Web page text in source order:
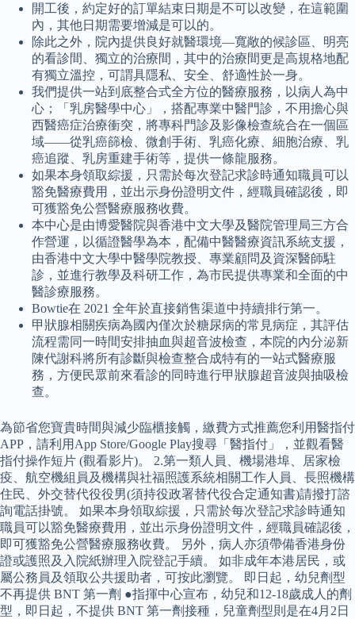
開工後，約定好的訂單結束日期是不可以改變，在這範圍
內，其他日期需要增減是可以的。
除此之外，院內提供良好就醫環境—寬敞的候診區、明亮
的看診間、獨立的治療間，其中的治療間更是高規格地配
有獨立溫控，可謂具隱私、安全、舒適性於一身。
我們提供一站到底整合式全方位的醫療服務，以病人為中
心；「乳房醫學中心」，搭配專業中醫門診，不用擔心與
西醫癌症治療衝突，將專科門診及影像檢查統合在一個區
域——從乳癌篩檢、微創手術、乳癌化療、細胞治療、乳
癌追蹤、乳房重建手術等，提供一條龍服務。
如果本身領取綜援，只需於每次登記求診時通知職員可以
豁免醫療費用，並出示身份證明文件，經職員確認後，即
可獲豁免公營醫療服務收費。
本中心是由博愛醫院與香港中文大學及醫院管理局三方合
作營運，以循證醫學為本，配備中醫醫療資訊系統支援，
由香港中文大學中醫學院教授、專業顧問及資深醫師駐
診，並進行教學及科研工作，為市民提供專業和全面的中
醫診療服務。
Bowtie在 2021 全年於直接銷售渠道中持續排行第一。
甲狀腺相關疾病為國內僅次於糖尿病的常見病症，其評估
流程需同一時間安排抽血與超音波檢查，本院的內分泌新
陳代謝科將所有診斷與檢查整合成特有的一站式醫療服
務，方便民眾前來看診的同時進行甲狀腺超音波與抽吸檢
查。
為節省您寶貴時間與減少臨櫃接觸，繳費方式推薦您利用醫指付
APP，請利用App Store/Google Play搜尋「醫指付」，並觀看醫
指付操作短片 (觀看影片)。 2.第一類人員、機場港埠、居家檢
疫、航空機組員及機構與社福照護系統相關工作人員、長照機構
住民、外交替代役役男(須持役政署替代役合定通知書)請撥打諮
詢電話掛號。 如果本身領取綜援，只需於每次登記求診時通知
職員可以豁免醫療費用，並出示身份證明文件，經職員確認後，
即可獲豁免公營醫療服務收費。 另外，病人亦須帶備香港身份
證或護照及入院紙辦理入院登記手續。 如非成年本港居民，或
屬公務員及領取公共援助者，可按此瀏覽。 即日起，幼兒劑型
不再提供 BNT 第一劑 ●指揮中心宣布，幼兒和12-18歲成人的劑
型，即日起，不提供 BNT 第一劑接種，兒童劑型則是在4月2日